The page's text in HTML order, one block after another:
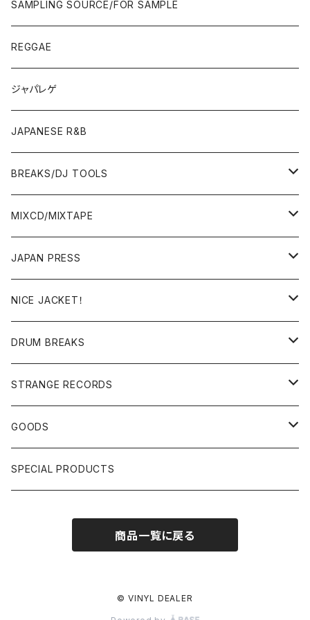
ROCK/AOR
LP
JAPANESE
OTHERS
7"/12"
JAPANESE
OTHERS
SAMPLING SOURCE/FOR SAMPLE
REGGAE
ジャパレゲ
JAPANESE R&B
BREAKS/DJ TOOLS
BREAKS/MEGAMIX/CUT UP
RE-EDIT/DJ TOOLS
MIXCD/MIXTAPE
MIXCD
日本語ラップ
JAPANESE DJ
MIXTAPE
JAPAN PRESS
LP(+ OBI)
7"/12"
NICE JACKET！
DONUTS 45
GIRLS
HIPHOP CLASSIC GALLERY
日本語ラップ CLASSIC GALLERY
DRUM BREAKS
US/UK/OTHERS
JAPANESE
STRANGE RECORDS
DRUM DRUM DRUM/KARAOKE
パチソン/AUDIO CHECK/LIBRARY
GOODS
BOOK
SPECIAL PRODUCTS
商品一覧に戻る
© VINYL DEALER